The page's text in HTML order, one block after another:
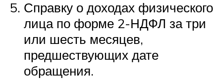
Справку о доходах физического
лица по форме 2-НДФЛ за три
или шесть месяцев,
предшествующих дате
обращения.